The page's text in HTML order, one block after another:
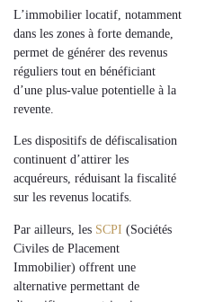
L’immobilier locatif , notamment
dans les zones à forte demande,
permet de générer des revenus
réguliers tout en bénéficiant
d’une plus-value potentielle à la
revente.
Les dispositifs de défiscalisation
continuent d’attirer les
acquéreurs, réduisant la fiscalité
sur les revenus locatifs.
Par ailleurs, les SCPI (Sociétés
Civiles de Placement
Immobilier) offrent une
alternative permettant de